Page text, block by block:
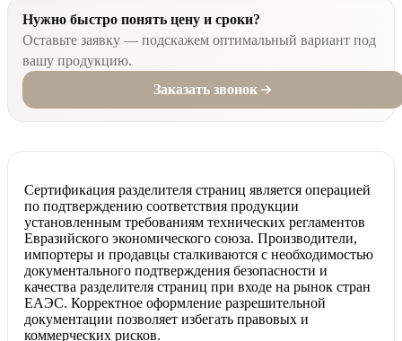
Нужно быстро понять цену и сроки?
Оставьте заявку — подскажем оптимальный вариант под
вашу продукцию.
Заказать звонок
Сертификация разделителя страниц является операцией
по подтверждению соответствия продукции
установленным требованиям технических регламентов
Евразийского экономического союза. Производители,
импортеры и продавцы сталкиваются с необходимостью
документального подтверждения безопасности и
качества разделителя страниц при входе на рынок стран
ЕАЭС. Корректное оформление разрешительной
документации позволяет избегать правовых и
коммерческих рисков.